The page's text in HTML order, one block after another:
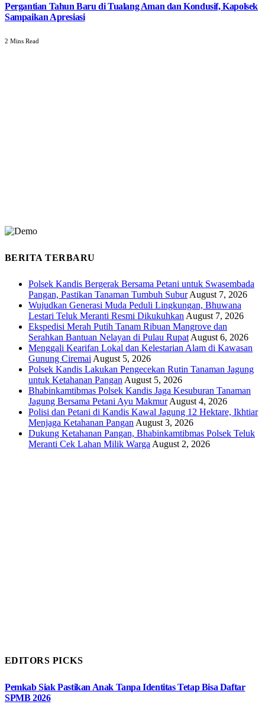
Pergantian Tahun Baru di Tualang Aman dan Kondusif, Kapolsek
Sampaikan Apresiasi
2 Mins Read
BERITA TERBARU
Polsek Kandis Bergerak Bersama Petani untuk Swasembada
Pangan, Pastikan Tanaman Tumbuh Subur August 7, 2026
Wujudkan Generasi Muda Peduli Lingkungan, Bhuwana
Lestari Teluk Meranti Resmi Dikukuhkan August 7, 2026
Ekspedisi Merah Putih Tanam Ribuan Mangrove dan
Serahkan Bantuan Nelayan di Pulau Rupat August 6, 2026
Menggali Kearifan Lokal dan Kelestarian Alam di Kawasan
Gunung Ciremai August 5, 2026
Polsek Kandis Lakukan Pengecekan Rutin Tanaman Jagung
untuk Ketahanan Pangan August 5, 2026
Bhabinkamtibmas Polsek Kandis Jaga Kesuburan Tanaman
Jagung Bersama Petani Ayu Makmur August 4, 2026
Polisi dan Petani di Kandis Kawal Jagung 12 Hektare, Ikhtiar
Menjaga Ketahanan Pangan August 3, 2026
Dukung Ketahanan Pangan, Bhabinkamtibmas Polsek Teluk
Meranti Cek Lahan Milik Warga August 2, 2026
EDITORS PICKS
Pemkab Siak Pastikan Anak Tanpa Identitas Tetap Bisa Daftar
SPMB 2026